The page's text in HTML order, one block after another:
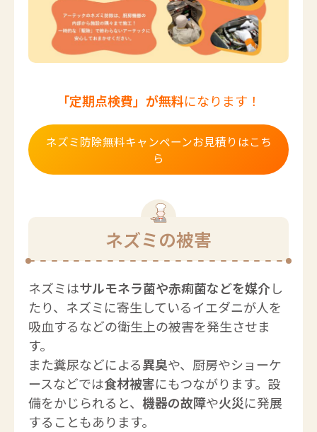
「定期点検費」が無料になります！
ネズミ防除無料キャンペーンお見積りはこち
ら
ネズミの被害
ネズミはサルモネラ菌や赤痢菌などを媒介し
たり、ネズミに寄生しているイエダニが人を
吸血するなどの衛生上の被害を発生させま
す。
また糞尿などによる異臭や、厨房やショーケ
ースなどでは食材被害にもつながります。設
備をかじられると、 機器の故障や火災に発展
することもあります。